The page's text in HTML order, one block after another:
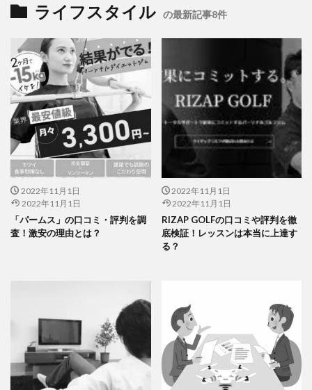
ライフスタイル の最新記事8件
2022年11月1日
2022年11月1日
「パームス」の口コミ・評判を調
査！激安の理由とは？
2022年11月1日
2022年11月1日
RIZAP GOLFの口コミや評判を徹
底検証！レッスンは本当に上達す
る？